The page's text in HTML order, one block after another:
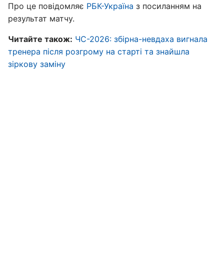
Про це повідомляє РБК-Україна з посиланням на
результат матчу.
Читайте також: ЧС-2026: збірна-невдаха вигнала
тренера після розгрому на старті та знайшла
зіркову заміну